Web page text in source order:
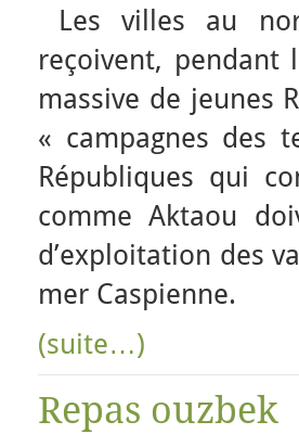
Les villes au
reçoivent, pendant
massive de jeunes
« campagnes des
Républiques qui
comme Aktaou
d’exploitation des
mer Caspienne.
(suite…)
Repas ouzbek